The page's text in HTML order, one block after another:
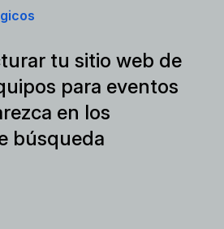
tu sitio web de
para eventos
en los
búsqueda